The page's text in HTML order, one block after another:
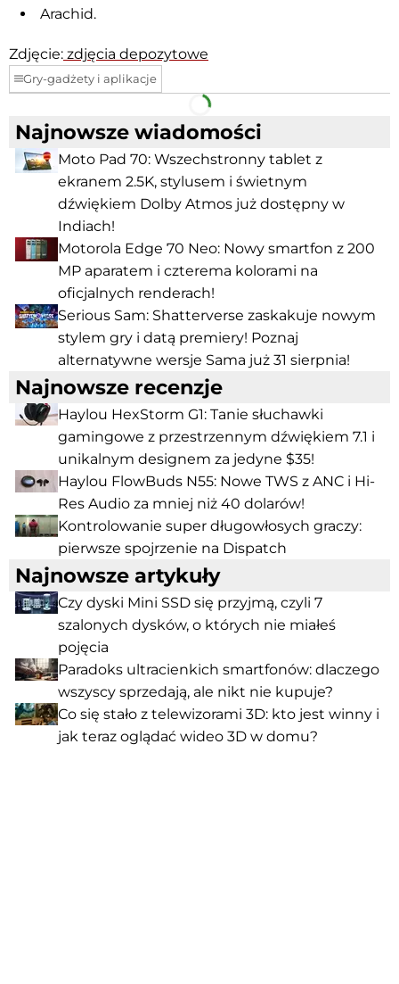
Arachid.
Zdjęcie: zdjęcia depozytowe
Gry-gadżety i aplikacje
Facebook Telegram
Najnowsze wiadomości
Moto Pad 70: Wszechstronny tablet z
ekranem 2.5K, stylusem i świetnym
dźwiękiem Dolby Atmos już dostępny w
Indiach!
Motorola Edge 70 Neo: Nowy smartfon z 200
MP aparatem i czterema kolorami na
oficjalnych renderach!
Serious Sam: Shatterverse zaskakuje nowym
stylem gry i datą premiery! Poznaj
alternatywne wersje Sama już 31 sierpnia!
Najnowsze recenzje
Haylou HexStorm G1: Tanie słuchawki
gamingowe z przestrzennym dźwiękiem 7.1 i
unikalnym designem za jedyne $35!
Haylou FlowBuds N55: Nowe TWS z ANC i Hi-
Res Audio za mniej niż 40 dolarów!
Kontrolowanie super długowłosych graczy:
pierwsze spojrzenie na Dispatch
Najnowsze artykuły
Czy dyski Mini SSD się przyjmą, czyli 7
szalonych dysków, o których nie miałeś
pojęcia
Paradoks ultracienkich smartfonów: dlaczego
wszyscy sprzedają, ale nikt nie kupuje?
Co się stało z telewizorami 3D: kto jest winny i
jak teraz oglądać wideo 3D w domu?